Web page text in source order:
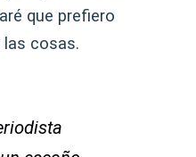
que prefiero
las cosas.